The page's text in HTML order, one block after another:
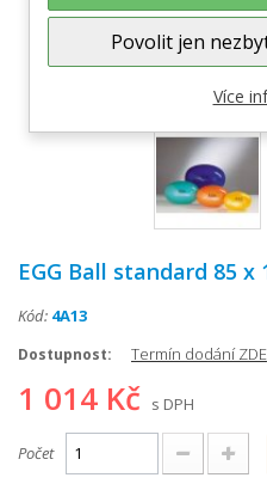
EGG Ball standard 85 x
Kód: 4A13
Dostupnost: Termín dodání ZDE
1 014 Kč s DPH
Počet
Povolit jen
Více